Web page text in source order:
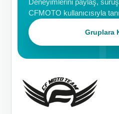
Deneyimlerini paylaş,
CFMOTO kullanıcısıyla
Gruplara